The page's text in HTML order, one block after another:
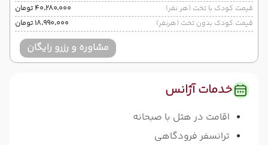
قیمت کودک با تخت (هر نفر)
۴۰٬۲۸۰٬۰۰۰ تومان
قیمت کودک بدون تخت (هرنفر)
۱۸٬۹۹۰٬۰۰۰ تومان
مشاوره و رزرو رایگان
خدمات آژانس
اقامت در هتل با صبحانه
ترانسفر فرودگاهی